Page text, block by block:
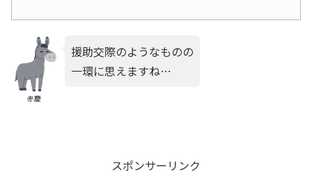
赤慶
援助交際のようなものの
一環に思えますね…
スポンサーリンク